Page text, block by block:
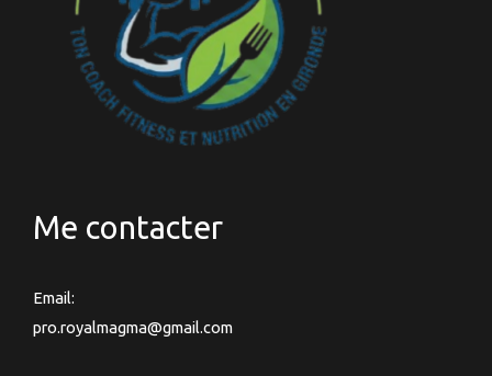
Me contacter
Email:
pro.royalmagma@gmail.com